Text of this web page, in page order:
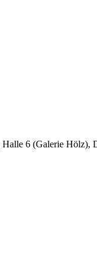
6 (Galerie Hölz),